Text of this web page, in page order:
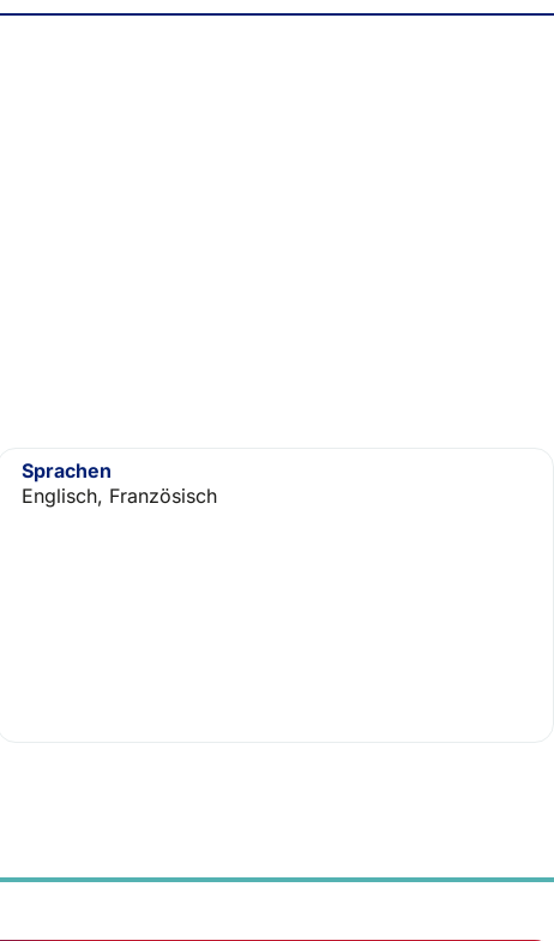
Sprachen
Englisch, Französisch